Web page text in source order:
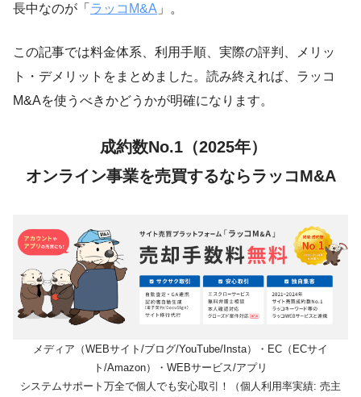
長中なのが「 ラッコM&A 」。
この記事では料金体系、利用手順、実際の評判、メリッ
ト・デメリットをまとめました。読み終えれば、ラッコ
M&Aを使うべきかどうかが明確になります。
成約数No.1（2025年）
オンライン事業を売買するならラッコM&A
メディア（WEBサイト/ブログ/YouTube/Insta）・EC（ECサイ
ト/Amazon）・WEBサービス/アプリ
システムサポート万全で個人でも安心取引！（個人利用率実績: 売主